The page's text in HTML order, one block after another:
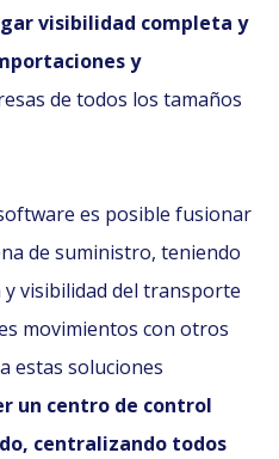
visibilidad completa y
y
de todos los tamaños
es posible fusionar
de suministro, teniendo
visibilidad del transporte
movimientos con otros
estas soluciones
un centro de control
centralizando todos